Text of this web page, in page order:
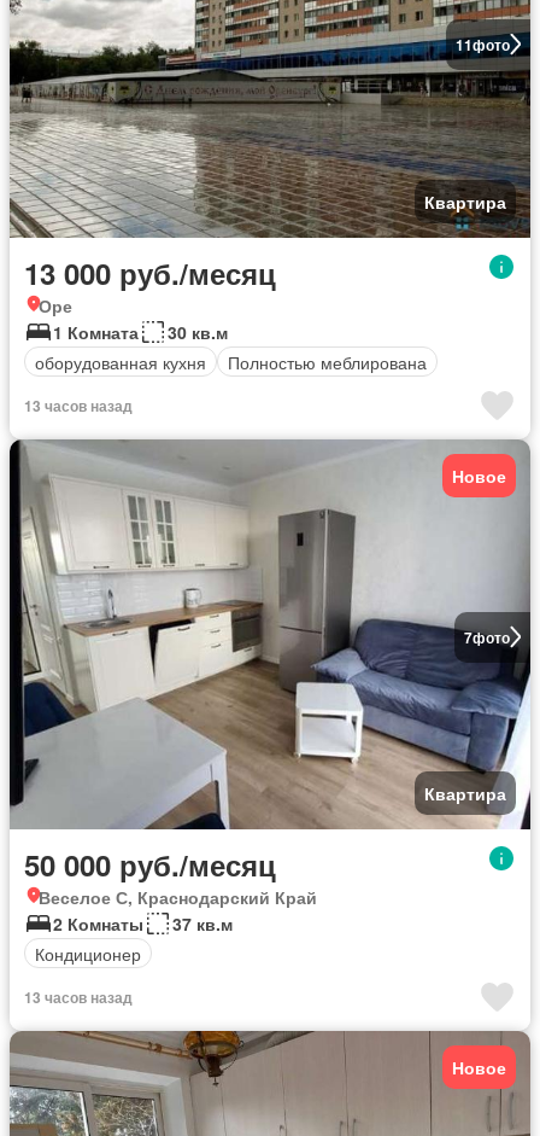
11фото
Квартира
13 000 руб./месяц
Оре
1 Комната
30 кв.м
оборудованная кухня
Полностью меблирована
13 часов назад
7фото
Новое
Квартира
50 000 руб./месяц
Веселое С, Краснодарский Край
2 Комнаты
37 кв.м
Кондиционер
13 часов назад
Новое